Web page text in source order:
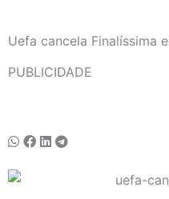
Uefa cancela Finalíssima
PUBLICIDADE